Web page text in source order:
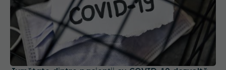
Jumătate dintre pacienții cu COVID-19 dezvoltă
long-COVID
15 dec 2025, 19:11